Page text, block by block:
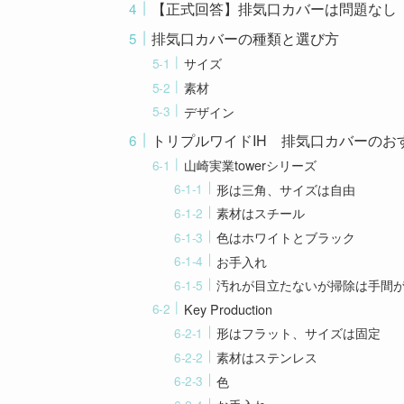
【正式回答】排気口カバーは問題なし
排気口カバーの種類と選び方
サイズ
素材
デザイン
トリプルワイドIH 排気口カバーのお
山崎実業towerシリーズ
形は三角、サイズは自由
素材はスチール
色はホワイトとブラック
お手入れ
汚れが目立たないが掃除は手間
Key Production
形はフラット、サイズは固定
素材はステンレス
色